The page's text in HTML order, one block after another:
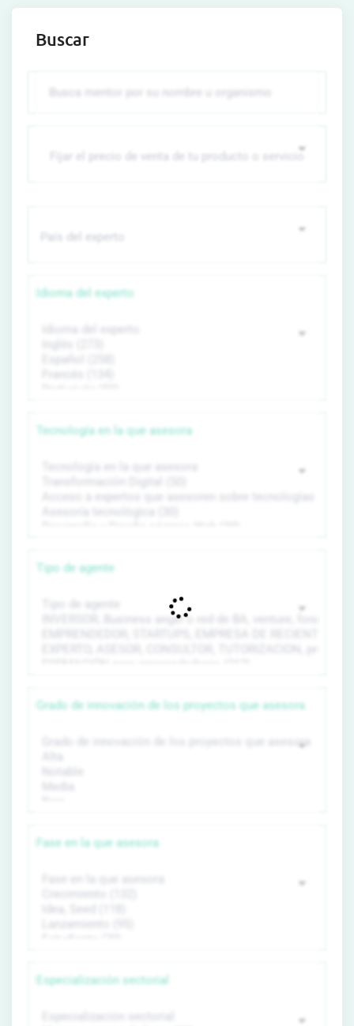
Buscar
Idioma del experto
Tecnología en la que asesora
Tipo de agente
Grado de innovación de los proyectos que asesora
Fase en la que asesora
Especialización sectorial